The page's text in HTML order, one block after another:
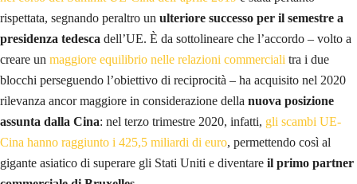
rispettata, segnando peraltro un ulteriore successo per il semestre a
presidenza tedesca dell’UE. È da sottolineare che l’accordo – volto a
creare un maggiore equilibrio nelle relazioni commerciali tra i due
blocchi perseguendo l’obiettivo di reciprocità – ha acquisito nel 2020
rilevanza ancor maggiore in considerazione della nuova posizione
assunta dalla Cina: nel terzo trimestre 2020, infatti, gli scambi UE-
Cina hanno raggiunto i 425,5 miliardi di euro, permettendo così al
gigante asiatico di superare gli Stati Uniti e diventare il primo partner